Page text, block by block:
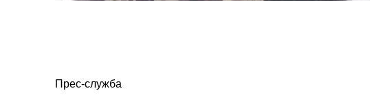
Прес-служба